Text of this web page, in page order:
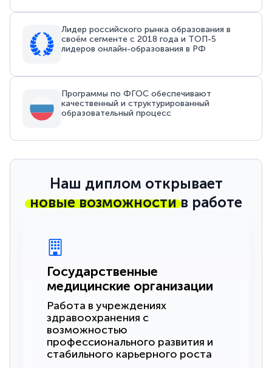
Лидер российского рынка образования в
своём сегменте с 2018 года и ТОП-5
лидеров онлайн-образования в РФ
Программы по ФГОС обеспечивают
качественный и структурированный
образовательный процесс
Наш диплом открывает
новые возможностив работе
Государственные
медицинские организации
Работа в учреждениях
здравоохранения с
возможностью
профессионального развития и
стабильного карьерного роста